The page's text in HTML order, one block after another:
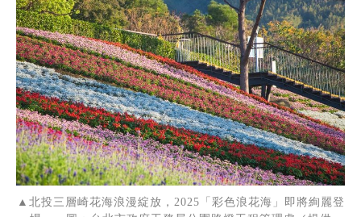
▲北投三層崎花海浪漫綻放，2025「彩色浪花海」即將絢麗登